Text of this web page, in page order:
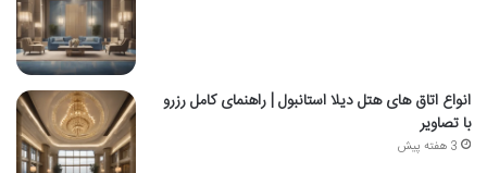
انواع اتاق های هتل دیلا استانبول | راهنمای کامل رزرو
با تصاویر
3 هفته پیش